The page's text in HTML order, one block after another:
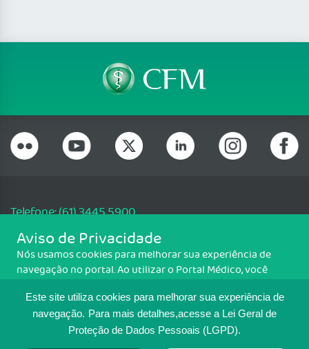
Este site utiliza cookies para melhorar sua experiência de
navegação. Para mais detalhes,acesse a Lei Geral de
Proteção de Dados Pessoais (LGPD).
Telefone: (61) 3445 5900
Email: cfm@portalmedico.org.br
SGAS 616, Conjunto D, Lote 115, L2 Sul, Brasília/DF - CEP: 70200-760 -
CNPJ: 33.583.550/0001-30
MAPA DO SITE
Aviso de Privacidade
Nós usamos cookies para melhorar sua experiência de
navegação no portal. Ao utilizar o Portal Médico, você
Para ter mais informações sobre como isso é feito, acesse
Política de cookies. Se você concorda, clique em ACEITO.